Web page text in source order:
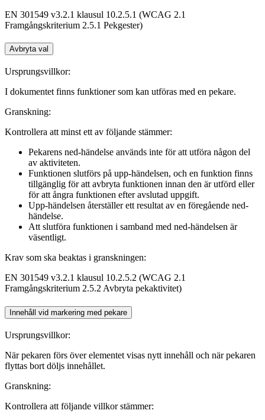
EN 301549 v3.2.1 klausul 10.2.5.1 (WCAG 2.1
Framgångskriterium 2.5.1 Pekgester)
Avbryta val
Ursprungsvillkor:
I dokumentet finns funktioner som kan utföras med en pekare.
Granskning:
Kontrollera att minst ett av följande stämmer:
Pekarens ned-händelse används inte för att utföra någon del
av aktiviteten.
Funktionen slutförs på upp-händelsen, och en funktion finns
tillgänglig för att avbryta funktionen innan den är utförd eller
för att ångra funktionen efter avslutad uppgift.
Upp-händelsen återställer ett resultat av en föregående ned-
händelse.
Att slutföra funktionen i samband med ned-händelsen är
väsentligt.
Krav som ska beaktas i granskningen:
EN 301549 v3.2.1 klausul 10.2.5.2 (WCAG 2.1
Framgångskriterium 2.5.2 Avbryta pekaktivitet)
Innehåll vid markering med pekare
Ursprungsvillkor:
När pekaren förs över elementet visas nytt innehåll och när pekaren
flyttas bort döljs innehållet.
Granskning:
Kontrollera att följande villkor stämmer: